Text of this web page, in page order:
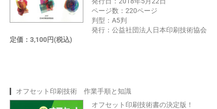
ページ数：220ページ
判型：A5判
発行：公益社団法人日本印刷技術協会
定価：3,100円(税込)
オフセット印刷技術 作業手順と知識
オフセット印刷技術書の決定版！